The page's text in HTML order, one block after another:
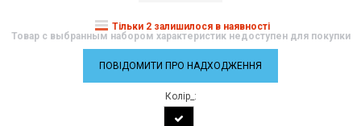
Тільки 2 залишилося в наявності
Товар с выбранным набором характеристик недоступен для покупки
ПОВІДОМИТИ ПРО НАДХОДЖЕННЯ
Колір_: